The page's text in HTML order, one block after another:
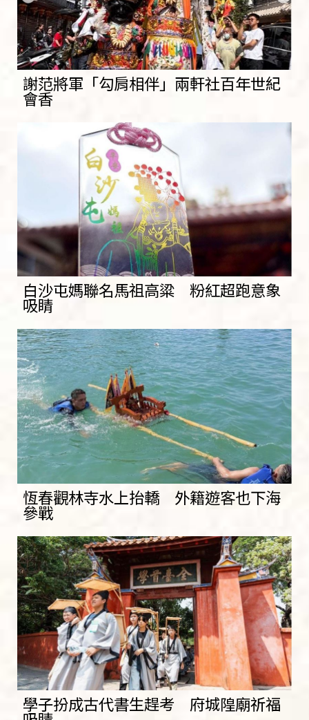
謝范將軍「勾肩相伴」兩軒社百年世紀
會香
白沙屯媽聯名馬祖高粱 粉紅超跑意象
吸睛
恆春觀林寺水上抬轎 外籍遊客也下海
參戰
學子扮成古代書生趕考 府城隍廟祈福